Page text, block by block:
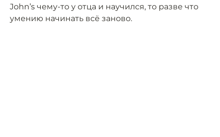
John’s чему-то у отца и научился, то разве что
умению начинать всё заново.